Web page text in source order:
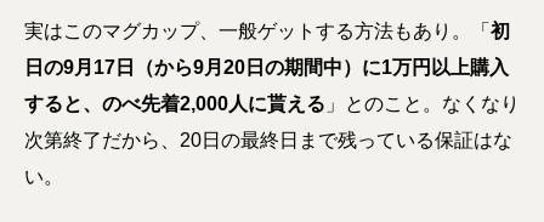
実はこのマグカップ、一般ゲットする方法もあり。「 初
日の9月17日（から9月20日の期間中）に1万円以上購入
すると、のべ先着2,000人に貰える 」とのこと。なくなり
次第終了だから、20日の最終日まで残っている保証はな
い。